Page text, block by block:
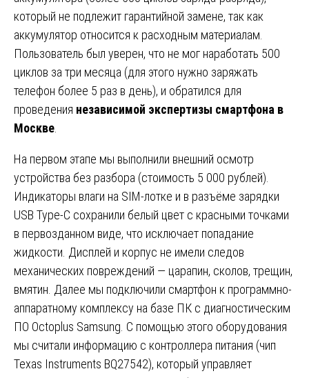
который не подлежит гарантийной замене, так как
аккумулятор относится к расходным материалам.
Пользователь был уверен, что не мог наработать 500
циклов за три месяца (для этого нужно заряжать
телефон более 5 раз в день), и обратился для
проведения независимой экспертизы смартфона в
Москве
На первом этапе мы выполнили внешний осмотр
устройства без разбора (стоимость 5 000 рублей).
Индикаторы влаги на SIM-лотке и в разъёме зарядки
USB Type-C сохранили белый цвет с красными точками
в первозданном виде, что исключает попадание
жидкости. Дисплей и корпус не имели следов
механических повреждений — царапин, сколов, трещин,
вмятин. Далее мы подключили смартфон к программно-
аппаратному комплексу на базе ПК с диагностическим
ПО Octoplus Samsung. С помощью этого оборудования
мы считали информацию с контроллера питания (чип
Texas Instruments BQ27542), который управляет